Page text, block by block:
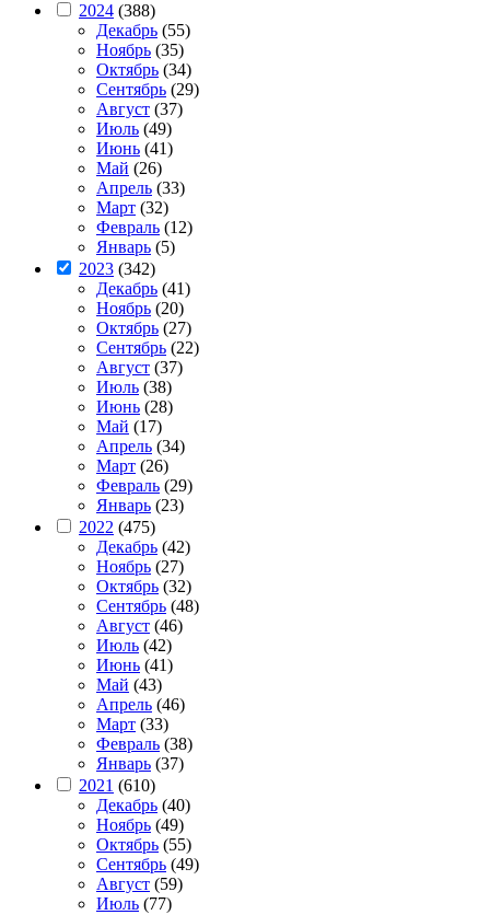
2024 (388)
Декабрь (55)
Ноябрь (35)
Октябрь (34)
Сентябрь (29)
Август (37)
Июль (49)
Июнь (41)
Май (26)
Апрель (33)
Март (32)
Февраль (12)
Январь (5)
2023 (342)
Декабрь (41)
Ноябрь (20)
Октябрь (27)
Сентябрь (22)
Август (37)
Июль (38)
Июнь (28)
Май (17)
Апрель (34)
Март (26)
Февраль (29)
Январь (23)
2022 (475)
Декабрь (42)
Ноябрь (27)
Октябрь (32)
Сентябрь (48)
Август (46)
Июль (42)
Июнь (41)
Май (43)
Апрель (46)
Март (33)
Февраль (38)
Январь (37)
2021 (610)
Декабрь (40)
Ноябрь (49)
Октябрь (55)
Сентябрь (49)
Август (59)
Июль (77)